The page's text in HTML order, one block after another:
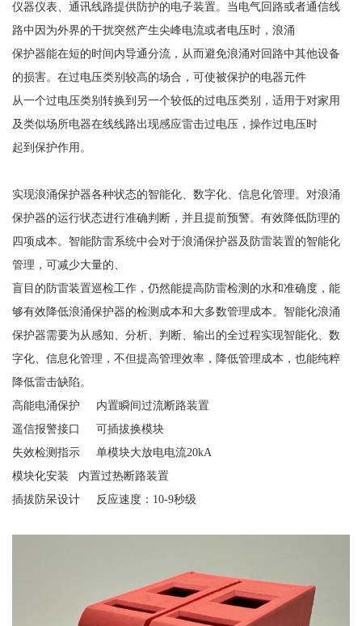
仪器仪表、通讯线路提供防护的电子装置。当电气回路或者通信线
路中因为外界的干扰突然产生尖峰电流或者电压时，浪涌
保护器能在短的时间内导通分流，从而避免浪涌对回路中其他设备
的损害。在过电压类别较高的场合，可使被保护的电器元件
从一个过电压类别转换到另一个较低的过电压类别，适用于对家用
及类似场所电器在线线路出现感应雷击过电压，操作过电压时
起到保护作用。
实现浪涌保护器各种状态的智能化、数字化、信息化管理。对浪涌
保护器的运行状态进行准确判断，并且提前预警。有效降低防理的
四项成本。智能防雷系统中会对于浪涌保护器及防雷装置的智能化
管理，可减少大量的、
盲目的防雷装置巡检工作，仍然能提高防雷检测的水和准确度，能
够有效降低浪涌保护器的检测成本和大多数管理成本。智能化浪涌
保护器需要为从感知、分析、判断、输出的全过程实现智能化、数
字化、信息化管理，不但提高管理效率，降低管理成本，也能纯粹
降低雷击缺陷。
高能电涌保护
内置瞬间过流断路装置
遥信报警接口
可插拔换模块
失效检测指示
单模块大放电电流20kA
模块化安装
内置过热断路装置
插拔防呆设计
反应速度： 10-9秒级